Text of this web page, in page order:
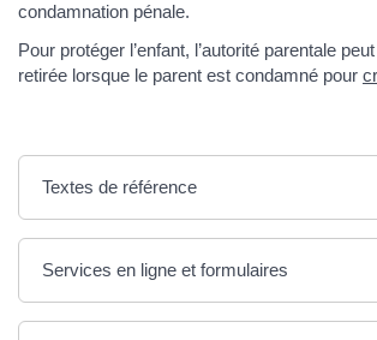
condamnation pénale.
Pour protéger l’enfant, l’autorité parentale
retirée lorsque le parent est condamné pour
Textes de référence
Services en ligne et formulaires